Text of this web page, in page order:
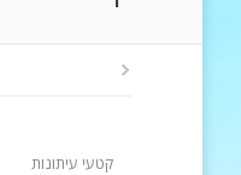
קטעי עיתונות